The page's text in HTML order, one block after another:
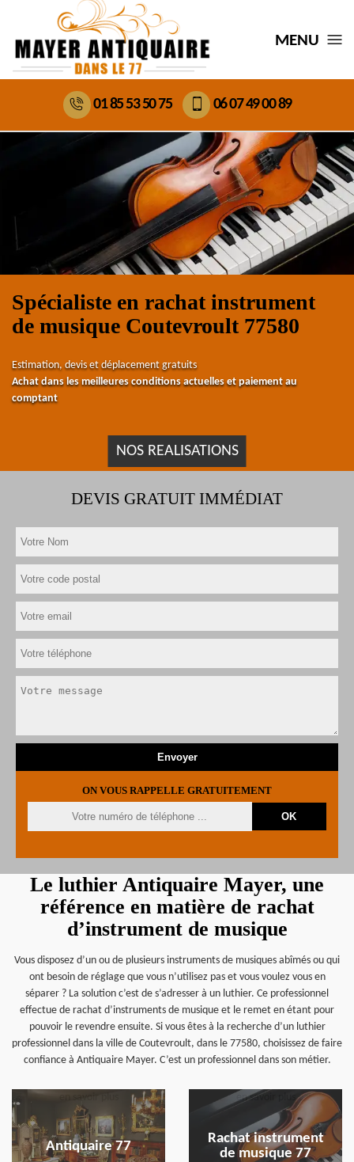
MENU
01 85 53 50 75 06 07 49 00 89
Spécialiste en rachat instrument
de musique Coutevroult 77580
Estimation, devis et déplacement gratuits
Achat dans les meilleures conditions actuelles et paiement au
comptant
NOS REALISATIONS
DEVIS GRATUIT IMMÉDIAT
ON VOUS RAPPELLE GRATUITEMENT
Le luthier Antiquaire Mayer, une
référence en matière de rachat
d’instrument de musique
Vous disposez d’un ou de plusieurs instruments de musiques abîmés ou qui
ont besoin de réglage que vous n’utilisez pas et vous voulez vous en
séparer ? La solution c’est de s’adresser à un luthier. Ce professionnel
effectue de rachat d’instruments de musique et le remet en étant pour
pouvoir le revendre ensuite. Si vous êtes à la recherche d’un luthier
professionnel dans la ville de Coutevroult, dans le 77580, choisissez de faire
confiance à Antiquaire Mayer. C’est un professionnel dans son métier.
Antiquaire 77
en savoir plus
Rachat instrument
de musique 77
en savoir plus